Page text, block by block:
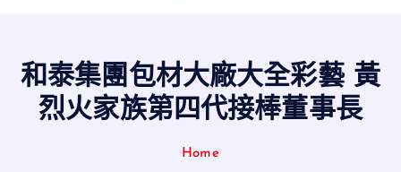
和泰集團包材大廠大全彩藝 黃
烈火家族第四代接棒董事長
Home